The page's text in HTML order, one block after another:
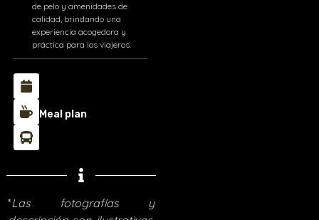
de pelo y amenidades de
calidad, brindando una
experiencia acogedora y
práctica para los viajeros.
Meal plan
*Las fotografías y